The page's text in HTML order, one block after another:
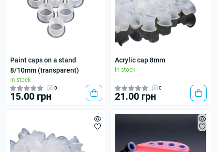
Paint caps on a stand
8/10mm (transparent)
In stock
0
15.00 грн
Acrylic cap 8mm
In stock
0
21.00 грн